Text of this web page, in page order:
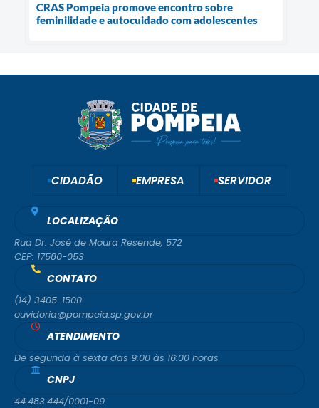
CRAS Pompeia promove encontro sobre
feminilidade e autocuidado com adolescentes
CIDADÃO EMPRESA SERVIDOR
LOCALIZAÇÃO
Rua Dr. José de Moura Resende, 572
CEP: 17580-053
CONTATO
(14) 3405-1500
ouvidoria@pompeia.sp.gov.br
ATENDIMENTO
De segunda à sexta das 9:00 às 16:00 horas
CNPJ
44.483.444/0001-09